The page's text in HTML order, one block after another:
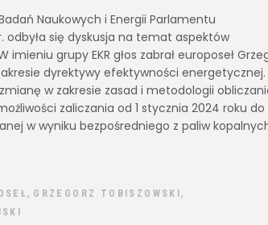
Naukowych i Energii Parlamentu
odbyła się dyskusja na temat aspektów
grupy EKR głos zabrał europoseł
dyrektywy efektywności energetycznej.
w zakresie zasad i metodologii
zaliczania od 1 stycznia 2024 roku do
w wyniku bezpośredniego z paliw
, GRZEGORZ TOBISZOWSKI,